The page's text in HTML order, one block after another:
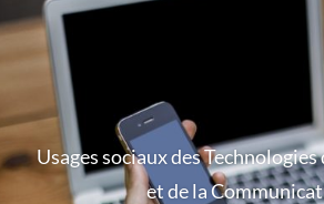
Usages sociaux des
et de la